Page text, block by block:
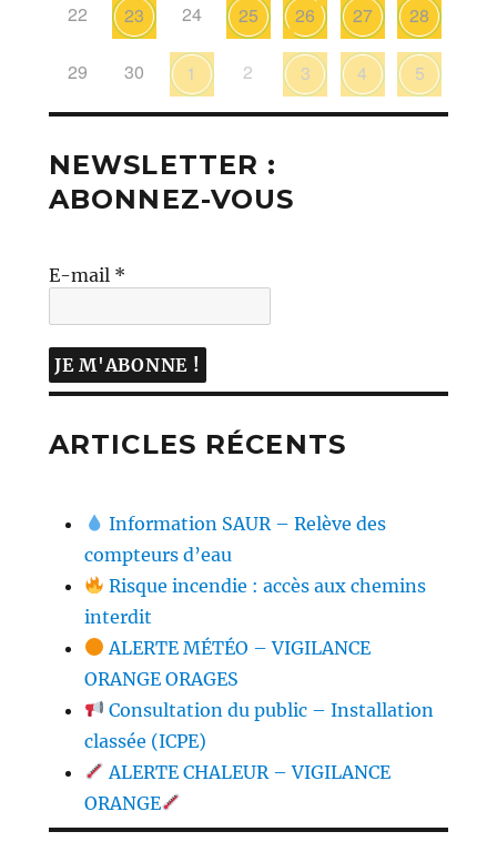
22 23 24 25 26 27 28
29 30 1 2 3 4 5
NEWSLETTER :
ABONNEZ-VOUS
E-mail *
ARTICLES RÉCENTS
Information SAUR – Relève des
compteurs d’eau
Risque incendie : accès aux chemins
interdit
ALERTE MÉTÉO – VIGILANCE
ORANGE ORAGES
Consultation du public – Installation
classée (ICPE)
ALERTE CHALEUR – VIGILANCE
ORANGE